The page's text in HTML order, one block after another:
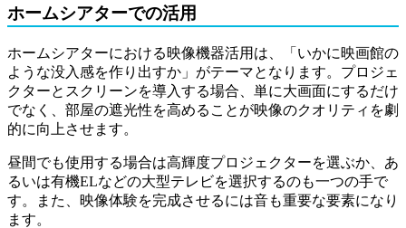
ホームシアターでの活用
ホームシアターにおける映像機器活用は、「いかに映画館の
ような没入感を作り出すか」がテーマとなります。プロジェ
クターとスクリーンを導入する場合、単に大画面にするだけ
でなく、部屋の遮光性を高めることが映像のクオリティを劇
的に向上させます。
昼間でも使用する場合は高輝度プロジェクターを選ぶか、あ
るいは有機ELなどの大型テレビを選択するのも一つの手で
す。また、映像体験を完成させるには音も重要な要素になり
ます。